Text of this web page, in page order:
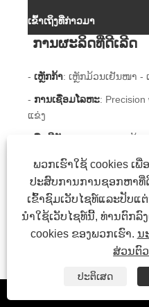
ເຂົ້າເຖິງທີ່ກ່າວມາ
ການຜະລິດທີ່ດີເລີດ
-ເຫຼັກກ້າ: ເຫຼັກມ້ວນເຢັນໜາ -
- ການເຊື່ອມໂລຫະ:
ແຂ່ງ
-ຕື່ມຊີມັງ : ຄວາມຫນາແຫນ້ນ
-ຮາບພຽງ: ≤0.5mm ຄວາມທົ
-ການຄວບຄຸມ: Huahong ແ
ການຮັບປະກັນປະສິ
- ຕ້ານການສະຖິດ: 1×10⁶ –
ພວກເຮົາໃຊ້ cookies ເ
ປະສົບການການຊອກຫາທີ່
ເຂົ້າຊົມເວັບໄຊທ໌ແລະປັບແ
ນໍາໃຊ້ເວັບໄຊທ໌ນີ້, ທ່ານຕົກລົ
cookies ຂອງພວກເຮົາ. ນ
ສ່ວນຕົວ
ປະຕິເສດ